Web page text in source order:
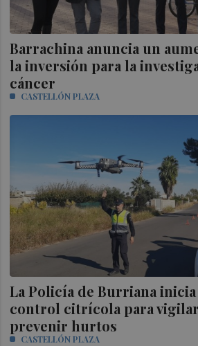
Barrachina anuncia un
la inversión para la
cáncer
CASTELLÓN PLAZA
La Policía de Burriana
control citrícola para
prevenir hurtos
CASTELLÓN PLAZA